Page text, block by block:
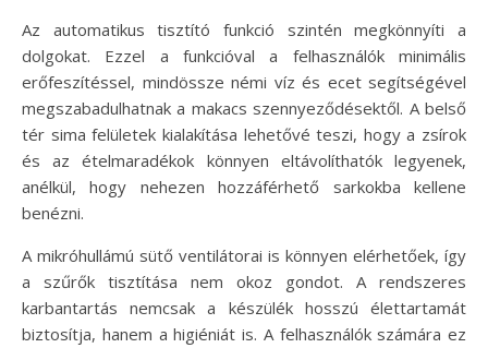
Az automatikus tisztító funkció szintén megkönnyíti a
dolgokat. Ezzel a funkcióval a felhasználók minimális
erőfeszítéssel, mindössze némi víz és ecet segítségével
megszabadulhatnak a makacs szennyeződésektől. A belső
tér sima felületek kialakítása lehetővé teszi, hogy a zsírok
és az ételmaradékok könnyen eltávolíthatók legyenek,
anélkül, hogy nehezen hozzáférhető sarkokba kellene
benézni.
A mikróhullámú sütő ventilátorai is könnyen elérhetőek, így
a szűrők tisztítása nem okoz gondot. A rendszeres
karbantartás nemcsak a készülék hosszú élettartamát
biztosítja, hanem a higiéniát is. A felhasználók számára ez